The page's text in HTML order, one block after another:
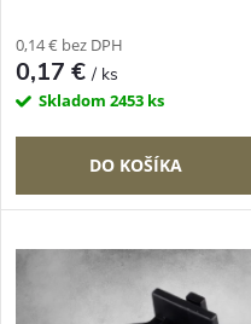
o
d
u
k
o
d
k
t
0,14 € bez DPH
0,17 €/ ks
Skladom 2453 ks
DO KOŠÍKA